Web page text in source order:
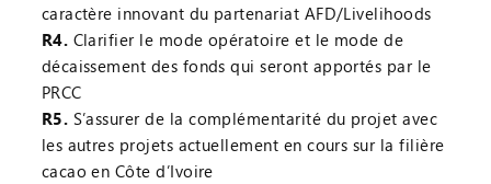
caractère innovant du partenariat AFD/Livelihoods
R4. Clarifier le mode opératoire et le mode de
décaissement des fonds qui seront apportés par le
PRCC
R5. S’assurer de la complémentarité du projet avec
les autres projets actuellement en cours sur la filière
cacao en Côte d’Ivoire